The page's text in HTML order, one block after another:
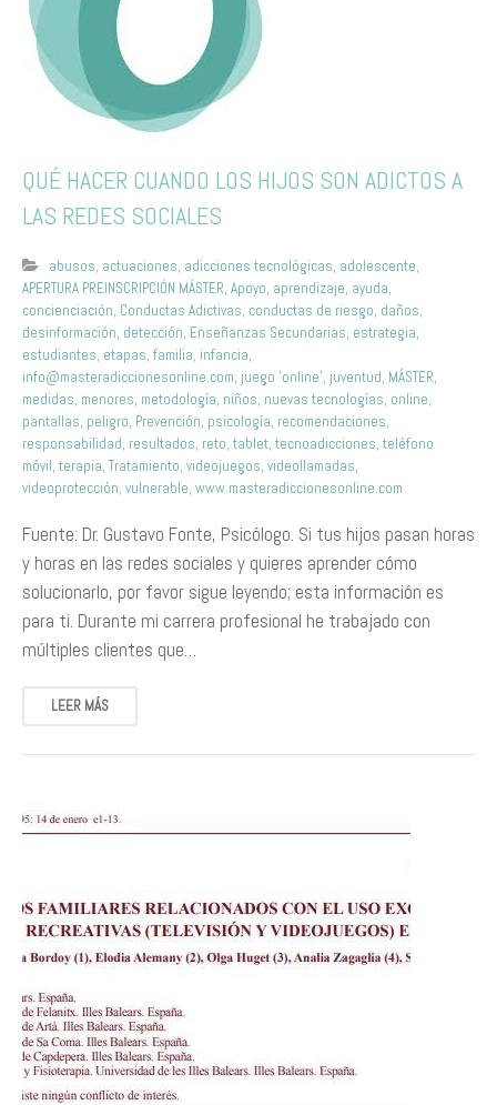
QUÉ HACER CUANDO LOS HIJOS SON ADICTOS A
LAS REDES SOCIALES
abusos, actuaciones, adicciones tecnológicas, adolescente,
APERTURA PREINSCRIPCIÓN MÁSTER, Apoyo, aprendizaje, ayuda,
concienciación, Conductas Adictivas, conductas de riesgo, daños,
desinformación, detección, Enseñanzas Secundarias, estrategia,
estudiantes, etapas, familia, infancia,
info@masteradiccionesonline.com, juego 'online', juventud, MÁSTER,
medidas, menores, metodología, niños, nuevas tecnologías, online,
pantallas, peligro, Prevención, psicología, recomendaciones,
responsabilidad, resultados, reto, tablet, tecnoadicciones, teléfono
móvil, terapia, Tratamiento, videojuegos, videollamadas,
videoprotección, vulnerable, www.masteradiccionesonline.com
Fuente: Dr. Gustavo Fonte, Psicólogo. Si tus hijos pasan horas
y horas en las redes sociales y quieres aprender cómo
solucionarlo, por favor sigue leyendo; esta información es
para ti. Durante mi carrera profesional he trabajado con
múltiples clientes que…
LEER MÁS